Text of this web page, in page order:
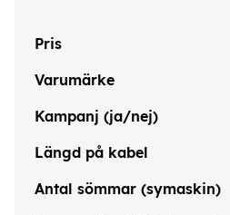
Pris
Varumärke
Kampanj (ja/nej)
Längd på kabel
Antal sömmar (symaskin)